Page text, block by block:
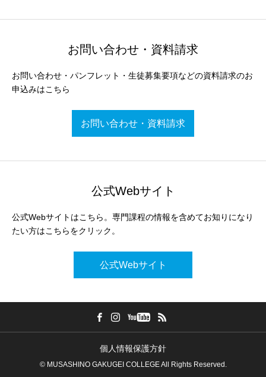
お問い合わせ・資料請求
お問い合わせ・パンフレット・生徒募集要項などの資料請求のお
申込みはこちら
お問い合わせ・資料請求
公式Webサイト
公式Webサイトはこちら。専門課程の情報を含めてお知りになり
たい方はこちらをクリック。
公式Webサイト
個人情報保護方針
© MUSASHINO GAKUGEI COLLEGE All Rights Reserved.